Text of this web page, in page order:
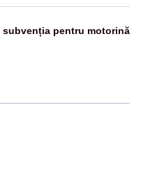
subvenția pentru motorină